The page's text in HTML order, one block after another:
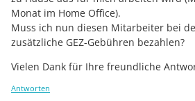
Monat im Home Office).
Muss ich nun diesen Mitarbeiter bei
zusätzliche GEZ-Gebühren bezahlen?
Vielen Dank für Ihre freundliche
Antworten